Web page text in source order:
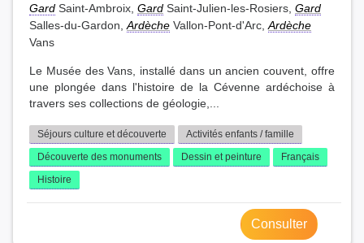
Gard Saint-Ambroix, Gard Saint-Julien-les-Rosiers, Gard
Salles-du-Gardon, Ardèche Vallon-Pont-d'Arc, Ardèche
Vans
Le Musée des Vans, installé dans un ancien couvent, offre
une plongée dans l'histoire de la Cévenne ardéchoise à
travers ses collections de géologie,...
Séjours culture et découverte
Activités enfants / famille
Découverte des monuments
Dessin et peinture
Français
Histoire
Consulter